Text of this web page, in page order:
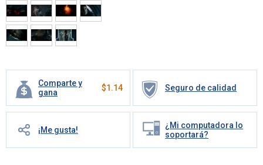
Comparte y
gana
$1.14 Seguro de calidad
¡Me gusta!
¿Mi computadora lo
soportará?